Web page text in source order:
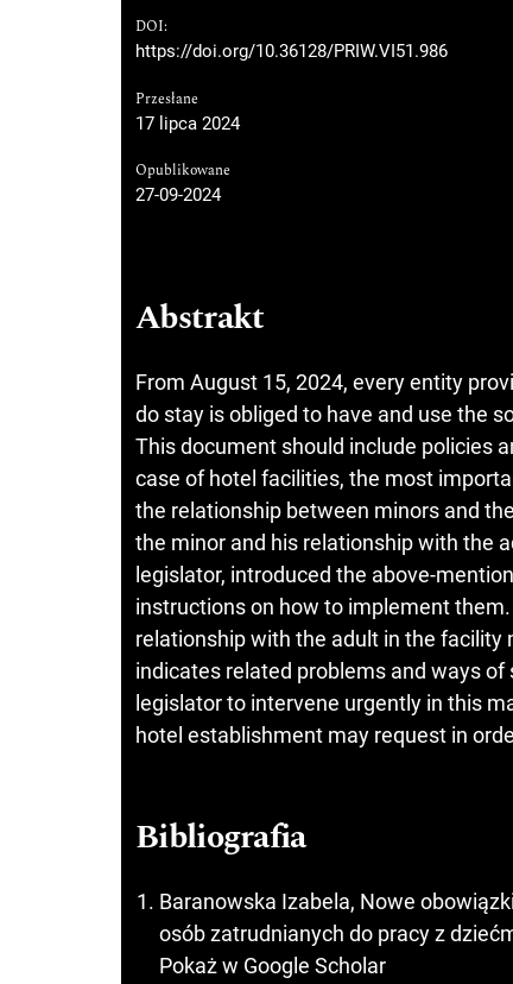
DOI:
https://doi.org/10.36128/PRIW.VI51.986
Przesłane
17 lipca 2024
Opublikowane
27-09-2024
Abstrakt
From August 15, 2024, every entity
do stay is obliged to have and use the
This document should include policies
case of hotel facilities, the most
the relationship between minors and
the minor and his relationship with the
legislator, introduced the above-
instructions on how to implement
relationship with the adult in the facility
indicates related problems and ways
legislator to intervene urgently in this
hotel establishment may request in
Bibliografia
Baranowska Izabela, Nowe
osób zatrudnianych do pracy z
Pokaż w Google Scholar